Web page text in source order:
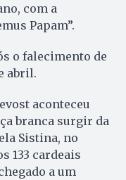
com a
Papam”.
o falecimento de
abril.
aconteceu
branca surgir da
Sistina, no
133 cardeais
a um